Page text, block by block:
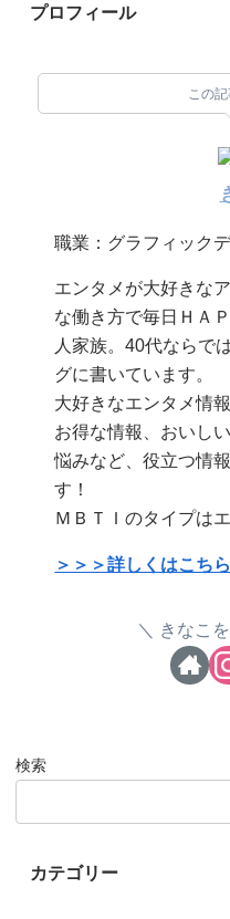
プロフィール
この
職業：グラフィック
エンタメが大好きな
な働き方で毎日ＨＡ
人家族。40代ならで
グに書いています。
大好きなエンタメ情
お得な情報、おいし
悩みなど、役立つ情
す！
ＭＢＴＩのタイプは
＞＞＞詳しくはこち
きなこ
検索
カテゴリー